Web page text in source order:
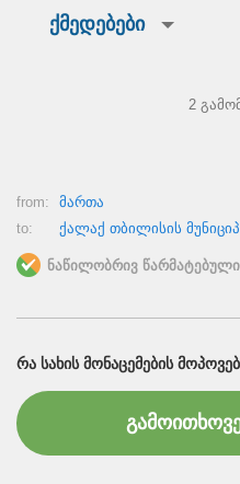
ქმედებები
2
from:
მართა
to:
ქალაქ თბილისის
ნაწილობრივ წარმატებული
ᲠᲐ ᲡᲐᲮᲘᲡ ᲛᲝᲜᲐᲪᲔᲛᲔᲑᲘᲡ